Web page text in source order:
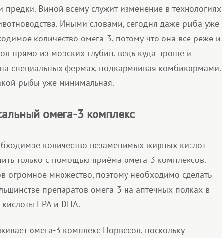
предки. Виной всему служит изменение в технологиях
Иными словами, сегодня даже рыба уже
количество омега-3, потому что она всё реже и
прямо из морских глубин, ведь куда проще и
специальных фермах, подкармливая комбикормами.
рыбы уже минимальная.
омега-3 комплекс
количество незаменимых жирных кислот
только с помощью приёма омега-3 комплексов.
огромное множество, поэтому необходимо сделать
препаратов омега-3 на аптечных полках в
EPA и DHA.
омега-3 комплекс Норвесол, поскольку